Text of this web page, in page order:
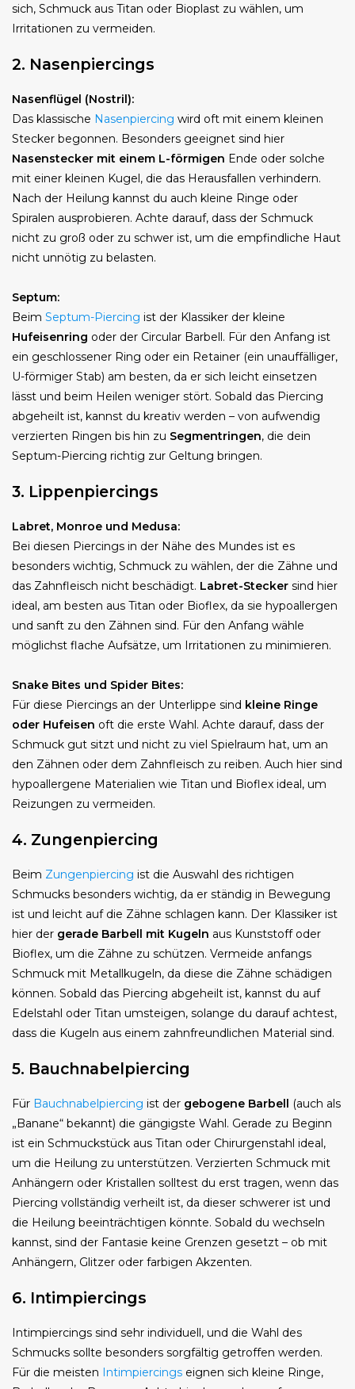
sich, Schmuck aus Titan oder Bioplast zu wählen, um
Irritationen zu vermeiden.
2. Nasenpiercings
Nasenflügel (Nostril):
Das klassische Nasenpiercing wird oft mit einem kleinen
Stecker begonnen. Besonders geeignet sind hier
Nasenstecker mit einem L-förmigen Ende oder solche
mit einer kleinen Kugel, die das Herausfallen verhindern.
Nach der Heilung kannst du auch kleine Ringe oder
Spiralen ausprobieren. Achte darauf, dass der Schmuck
nicht zu groß oder zu schwer ist, um die empfindliche Haut
nicht unnötig zu belasten.
Septum:
Beim Septum-Piercing ist der Klassiker der kleine
Hufeisenring oder der Circular Barbell. Für den Anfang ist
ein geschlossener Ring oder ein Retainer (ein unauffälliger,
U-förmiger Stab) am besten, da er sich leicht einsetzen
lässt und beim Heilen weniger stört. Sobald das Piercing
abgeheilt ist, kannst du kreativ werden – von aufwendig
verzierten Ringen bis hin zu Segmentringen, die dein
Septum-Piercing richtig zur Geltung bringen.
3. Lippenpiercings
Labret, Monroe und Medusa:
Bei diesen Piercings in der Nähe des Mundes ist es
besonders wichtig, Schmuck zu wählen, der die Zähne und
das Zahnfleisch nicht beschädigt. Labret-Stecker sind hier
ideal, am besten aus Titan oder Bioflex, da sie hypoallergen
und sanft zu den Zähnen sind. Für den Anfang wähle
möglichst flache Aufsätze, um Irritationen zu minimieren.
Snake Bites und Spider Bites:
Für diese Piercings an der Unterlippe sind kleine Ringe
oder Hufeisen oft die erste Wahl. Achte darauf, dass der
Schmuck gut sitzt und nicht zu viel Spielraum hat, um an
den Zähnen oder dem Zahnfleisch zu reiben. Auch hier sind
hypoallergene Materialien wie Titan und Bioflex ideal, um
Reizungen zu vermeiden.
4. Zungenpiercing
Beim Zungenpiercing ist die Auswahl des richtigen
Schmucks besonders wichtig, da er ständig in Bewegung
ist und leicht auf die Zähne schlagen kann. Der Klassiker ist
hier der gerade Barbell mit Kugeln aus Kunststoff oder
Bioflex, um die Zähne zu schützen. Vermeide anfangs
Schmuck mit Metallkugeln, da diese die Zähne schädigen
können. Sobald das Piercing abgeheilt ist, kannst du auf
Edelstahl oder Titan umsteigen, solange du darauf achtest,
dass die Kugeln aus einem zahnfreundlichen Material sind.
5. Bauchnabelpiercing
Für Bauchnabelpiercing ist der gebogene Barbell (auch als
„Banane“ bekannt) die gängigste Wahl. Gerade zu Beginn
ist ein Schmuckstück aus Titan oder Chirurgenstahl ideal,
um die Heilung zu unterstützen. Verzierten Schmuck mit
Anhängern oder Kristallen solltest du erst tragen, wenn das
Piercing vollständig verheilt ist, da dieser schwerer ist und
die Heilung beeinträchtigen könnte. Sobald du wechseln
kannst, sind der Fantasie keine Grenzen gesetzt – ob mit
Anhängern, Glitzer oder farbigen Akzenten.
6. Intimpiercings
Intimpiercings sind sehr individuell, und die Wahl des
Schmucks sollte besonders sorgfältig getroffen werden.
Für die meisten Intimpiercings eignen sich kleine Ringe,